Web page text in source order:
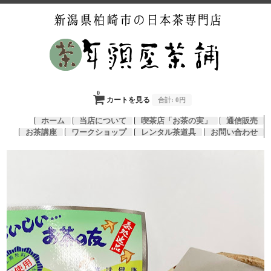
カートを見る
0
合計: 0円
ホーム 当店について 喫茶店「お茶の実」
通信販売
お茶講座
ワークショップ レンタル茶道具 お問い合わせ